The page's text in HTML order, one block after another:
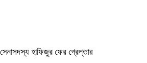
হাফিজুর ফের গ্রেপ্তার